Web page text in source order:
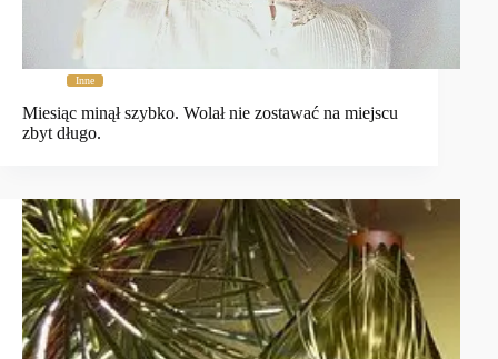
Inne
Miesiąc minął szybko. Wolał nie zostawać na miejscu
zbyt długo.